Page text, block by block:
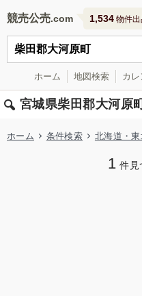
競売公売 1,534 物件出
ホーム 地図検索 カ
宮城県柴田郡大河原
ホーム 条件検索 北海道・東
1 件見